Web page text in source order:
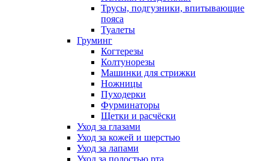
Трусы, подгузники, впитывающие
пояса
Туалеты
Груминг
Когтерезы
Колтунорезы
Машинки для стрижки
Ножницы
Пуходерки
Фурминаторы
Щетки и расчёски
Уход за глазами
Уход за кожей и шерстью
Уход за лапами
Уход за полостью рта